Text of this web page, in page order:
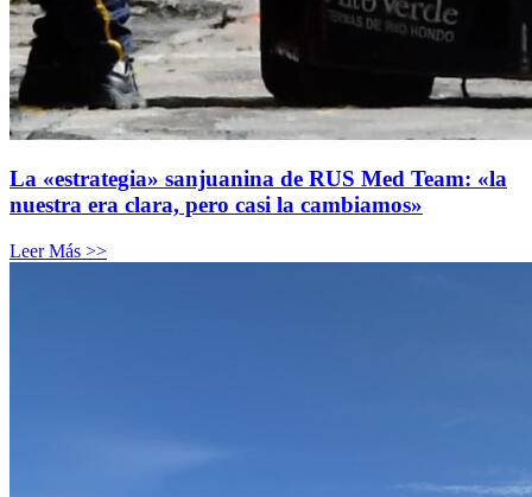
La «estrategia» sanjuanina de RUS Med Team: «la
nuestra era clara, pero casi la cambiamos»
Leer Más >>